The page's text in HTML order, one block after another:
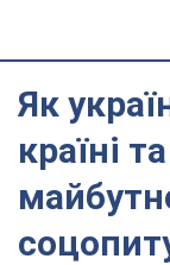
Як
країні